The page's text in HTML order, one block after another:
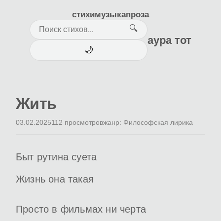
стихимузыкапроза
🔍
🌙
аура тот
Жить
03.02.2025112 просмотровжанр: Философская лирика
Быт рутина суета
Жизнь она такая
Просто в фильмах ни черта